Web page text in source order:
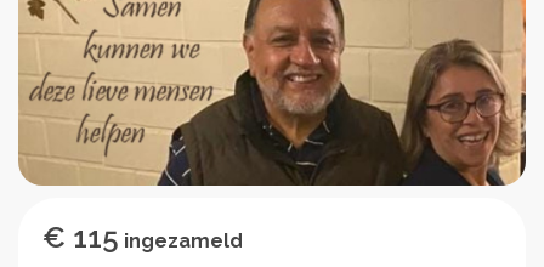
€ 115 ingezameld